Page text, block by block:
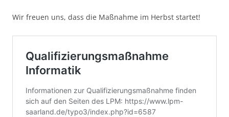
Wir freuen uns, dass die Maßnahme im Herbst startet!